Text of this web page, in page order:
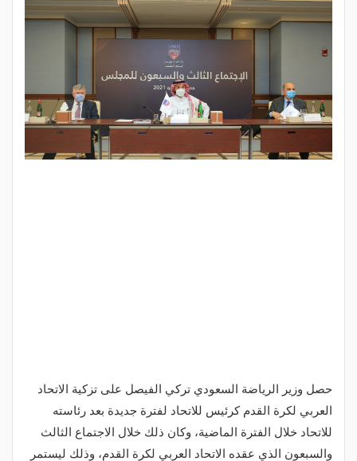
حصل وزير الرياضة السعودي تركي الفيصل على تزكية الاتحاد
العربي لكرة القدم كرئيس للاتحاد لفترة جديدة بعد رئاسته
للاتحاد خلال الفترة الماضية، وكان ذلك خلال الاجتماع الثالث
والسبعون الذي عقده الاتحاد العربي لكرة القدم، وذلك ليستمر